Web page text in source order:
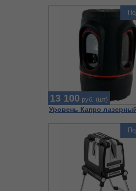
Уровень Капро
13 100 руб. (шт)